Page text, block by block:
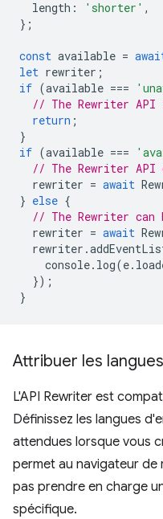
length : 'shorter' ,
};
const available =
let rewriter ;
if (available ===
// The Rewriter
return ;
}
if (available ===
// The Rewriter API
rewriter = await
} else {
// The Rewriter can
rewriter = await
rewriter .
console. log(e.
});
}
Attribuer les
L'API Rewriter est
Définissez les langues
attendues lorsque vous
permet au navigateur de
pas prendre en charge
spécifique.